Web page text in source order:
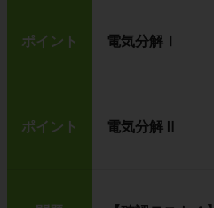
ポイント 電気分解Ⅰ
ポイント 電気分解Ⅱ